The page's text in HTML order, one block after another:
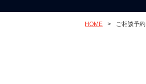
HOME > ご相談予約